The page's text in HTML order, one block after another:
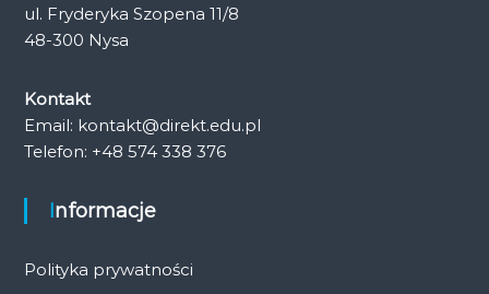
ul. Fryderyka Szopena 11/8
48-300 Nysa
Kontakt
Email: kontakt@direkt.edu.pl
Telefon: +48 574 338 376
Informacje
Polityka prywatności